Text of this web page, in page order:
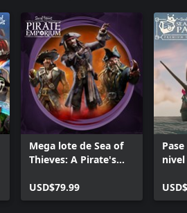
Mega lote de Sea of
Thieves: A Pirate's
USD$79.99